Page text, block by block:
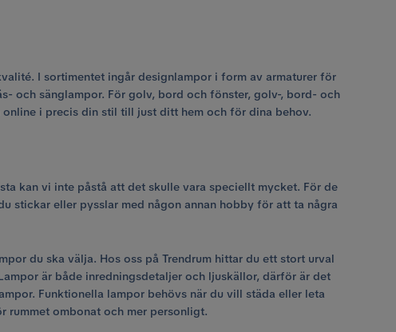
I sortimentet ingår designlampor i form av armaturer för
och sänglampor. För golv, bord och fönster, golv-, bord- och
i precis din stil till just ditt hem och för dina behov.
kan vi inte påstå att det skulle vara speciellt mycket. För de
stickar eller pysslar med någon annan hobby för att ta några
du ska välja. Hos oss på Trendrum hittar du ett stort urval
är både inredningsdetaljer och ljuskällor, därför är det
Funktionella lampor behövs när du vill städa eller leta
rummet ombonat och mer personligt.